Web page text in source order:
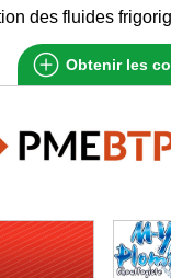
des fluides
Obtenir les